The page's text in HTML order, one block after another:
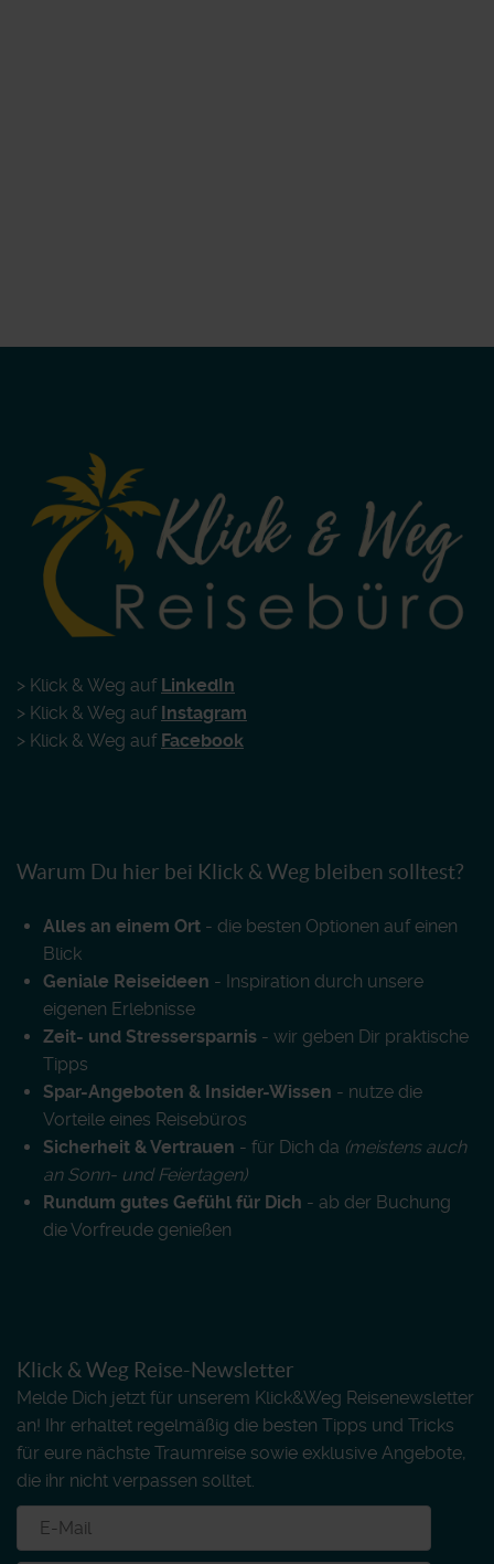
> Klick & Weg auf LinkedIn
> Klick & Weg auf Instagram
> Klick & Weg auf Facebook
Warum Du hier bei Klick & Weg bleiben solltest?
Alles an einem Ort - die besten Optionen auf einen
Blick
Geniale Reiseideen - Inspiration durch unsere
eigenen Erlebnisse
Zeit- und Stressersparnis - wir geben Dir praktische
Tipps
Spar-Angeboten & Insider-Wissen - nutze die
Vorteile eines Reisebüros
Sicherheit & Vertrauen - für Dich da (meistens auch
an Sonn- und Feiertagen)
Rundum gutes Gefühl für Dich - ab der Buchung
die Vorfreude genießen
Klick & Weg Reise-Newsletter
Melde Dich jetzt für unserem Klick&Weg Reisenewsletter
an! Ihr erhaltet regelmäßig die besten Tipps und Tricks
für eure nächste Traumreise sowie exklusive Angebote,
die ihr nicht verpassen solltet.